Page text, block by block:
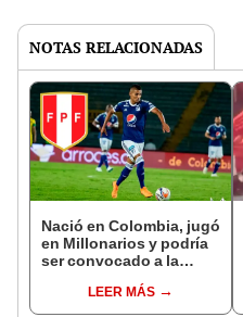
NOTAS RELACIONADAS
Nació en Colombia, jugó
en Millonarios y podría
ser convocado a la
LEER MÁS